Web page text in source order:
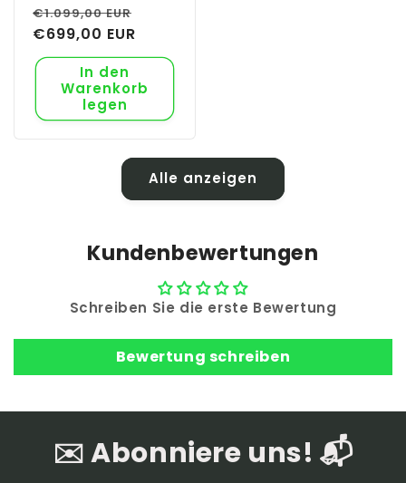
Normaler
Preis
€1.099,00 EUR
€699,00 EUR
In den
Warenkorb
legen
Alle anzeigen
Kundenbewertungen
Schreiben Sie die erste Bewertung
Bewertung schreiben
✉️ Abonniere uns! 📬